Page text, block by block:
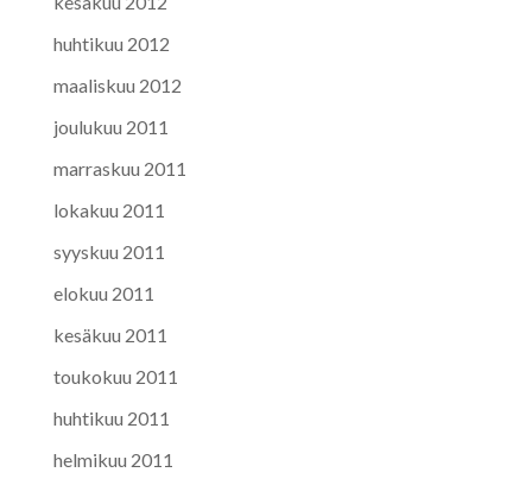
huhtikuu 2012
maaliskuu 2012
joulukuu 2011
marraskuu 2011
lokakuu 2011
syyskuu 2011
elokuu 2011
kesäkuu 2011
toukokuu 2011
huhtikuu 2011
helmikuu 2011